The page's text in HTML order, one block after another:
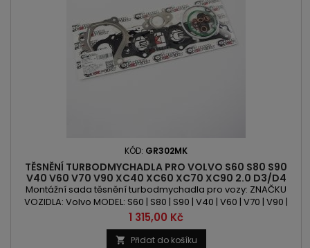
KÓD: GR302MK
TĚSNĚNÍ TURBODMYCHADLA PRO VOLVO S60 S80 S90
V40 V60 V70 V90 XC40 XC60 XC70 XC90 2.0 D3/D4
150PS/181PS/190PS
Montážní sada těsnění turbodmychadla pro vozy: ZNAČKU
VOZIDLA: Volvo MODEL: S60 | S80 | S90 | V40 | V60 | V70 | V90 |
XC40 | XC60 | XC70 | XC90 KÓD MOTORU: D 4204 T4 | D 4204 T5
| D 4204 T12 | D 4204 T14 OBSAH: 1969ccm 2.0 D3 | 2.0 D4
VÝKON: 150PS/110kW | 181PS/133kW | 190PS/140kW
Cena
1 315,00 Kč
 Přidat do košíku